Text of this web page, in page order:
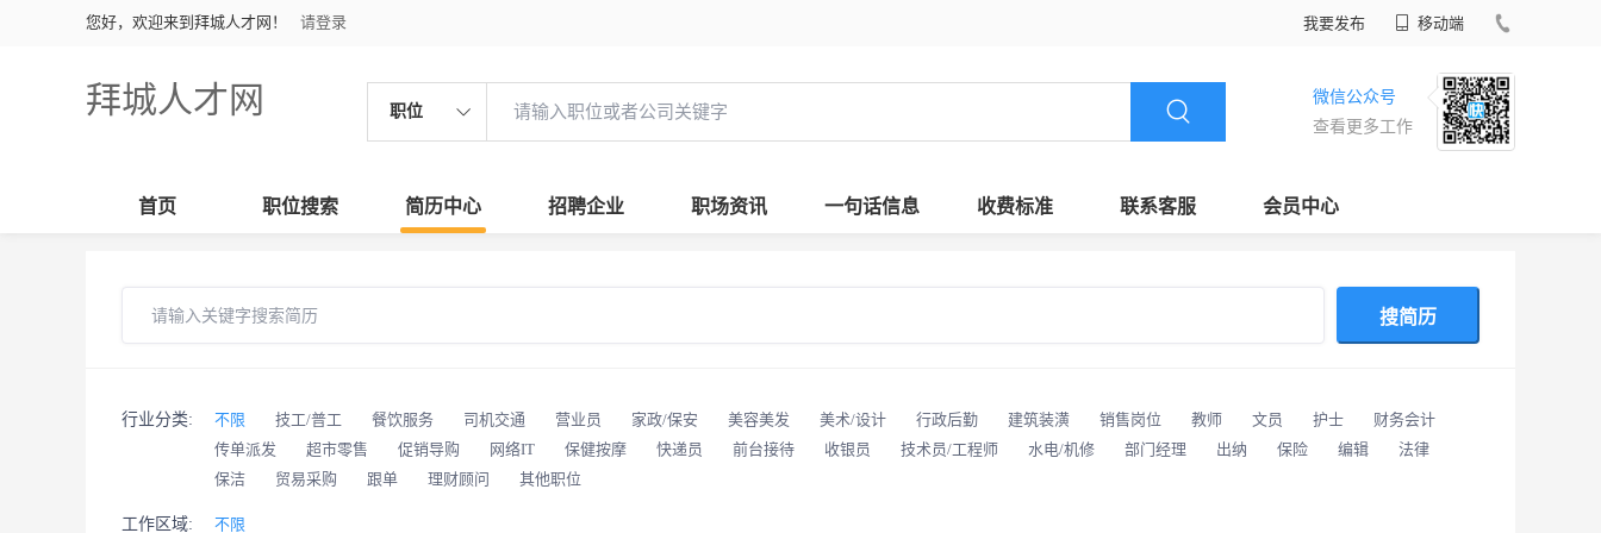
您好，欢迎来到拜城人才网！ 请登录 我要发布 移动端
拜城人才网 职位
微信公众号
查看更多工作
首页 职位搜索 简历中心 招聘企业 职场资讯 一句话信息 收费标准 联系客服 会员中心
搜简历
行业分类: 不限 技工/普工 餐饮服务 司机交通 营业员 家政/保安 美容美发 美术/设计 行政后勤 建筑装潢 销售岗位 教师 文员 护士
财务会计
传单派发
超市零售 促销导购 网络IT 保健按摩 快递员 前台接待 收银员 技术员/工程师 水电/机修 部门经理 出纳 保险 编辑
法律
保洁
贸易采购 跟单 理财顾问 其他职位
工作区域: 不限